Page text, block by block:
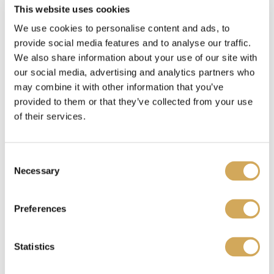
This website uses cookies
We use cookies to personalise content and ads, to
provide social media features and to analyse our traffic.
We also share information about your use of our site with
our social media, advertising and analytics partners who
may combine it with other information that you’ve
provided to them or that they’ve collected from your use
of their services.
Necessary
Preferences
Statistics
Waar kan ik mijn Wasstraapas kado gebruiken?
Benieuwd waar je je Wasstraatpas kado kunt
inzetten?Bekijk hier
Je kunt de Wasstraatpas kado
op onze